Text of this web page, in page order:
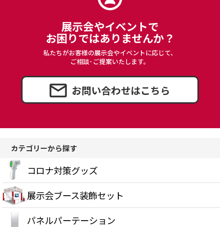
引続き他の商品も選ぶ
展示会やイベントで
お困りではありませんか？
私たちがお客様の展示会やイベントに応じて、
ご相談･ご提案いたします。
お問い合わせはこちら
カテゴリーから探す
コロナ対策グッズ
展示会ブース装飾セット
パネルパーテーション